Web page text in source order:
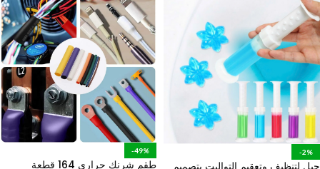
-2%
-49%
طقم شرنك حراري 164 قطعة